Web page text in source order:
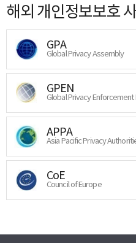
해외 개인정보보호
GPA
Global Privacy Assembly
GPEN
Global Privacy
APPA
Asia Pacific Privacy
CoE
Council of Europe